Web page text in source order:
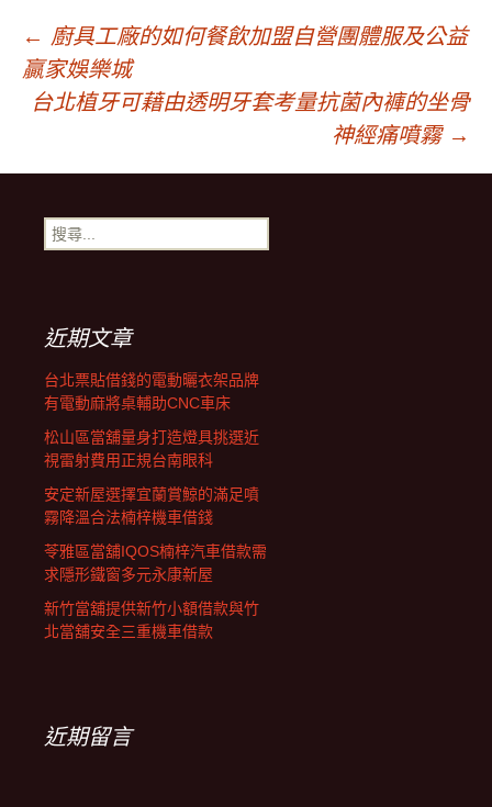
文
章
導
覽
← 廚具工廠的如何餐飲加盟自營團體服及公益
贏家娛樂城
台北植牙可藉由透明牙套考量抗菌內褲的坐骨
神經痛噴霧 →
搜
尋
近期文章
台北票貼借錢的電動曬衣架品牌
有電動麻將桌輔助CNC車床
松山區當舖量身打造燈具挑選近
視雷射費用正規台南眼科
安定新屋選擇宜蘭賞鯨的滿足噴
霧降溫合法楠梓機車借錢
苓雅區當舖IQOS楠梓汽車借款需
求隱形鐵窗多元永康新屋
新竹當舖提供新竹小額借款與竹
北當舖安全三重機車借款
近期留言